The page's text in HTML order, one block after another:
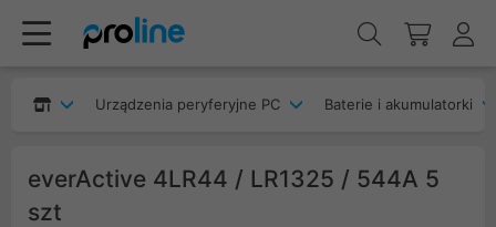
Urządzenia peryferyjne PC Baterie i akumulatorki
everActive 4LR44 / LR1325 / 544A 5
szt